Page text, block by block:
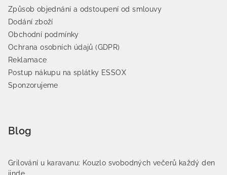
Způsob objednání a odstoupení od smlouvy
Dodání zboží
Obchodní podmínky
Ochrana osobních údajů (GDPR)
Reklamace
Postup nákupu na splátky ESSOX
Sponzorujeme
Blog
Grilování u karavanu: Kouzlo svobodných večerů každý den
jinde